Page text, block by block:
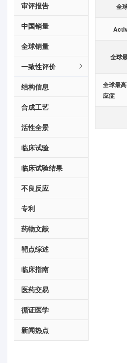
审评报告
中国销量
全球销量
一致性评价
结构信息
合成工艺
活性全景
临床试验
临床试验结果
不良反应
专利
药物文献
靶点综述
临床指南
医药交易
循证医学
新闻热点
全
全球
全球最
应症